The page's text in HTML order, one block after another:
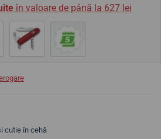
în valoare de până la 627 lei
cutie în cehă